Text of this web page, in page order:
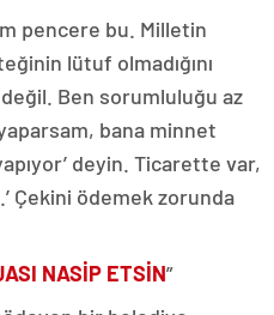
pencere bu. Milletin
lütuf olmadığını
Ben sorumluluğu az
bana minnet
deyin. Ticarette var,
Çekini ödemek zorunda
NASİP ETSİN”